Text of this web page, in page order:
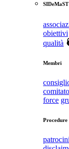
SIDeMaST
obiettivi
qualità
Membri
force
Procedure